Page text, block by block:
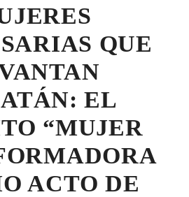
QUE
EL
“MUJER
ACTO DE